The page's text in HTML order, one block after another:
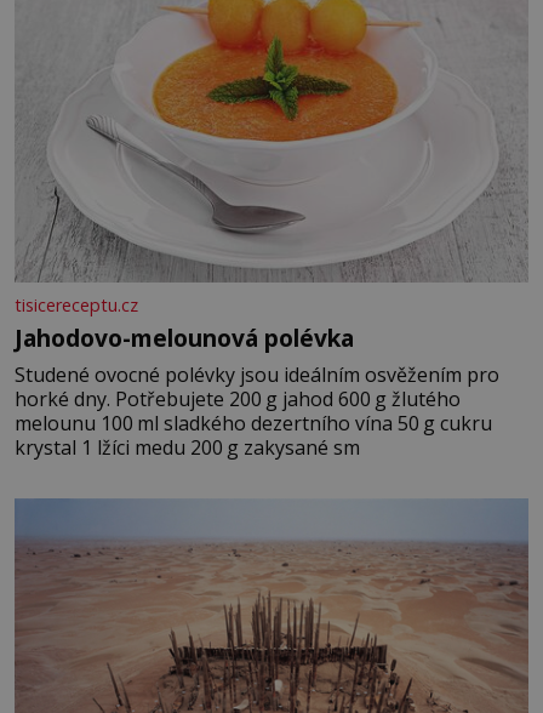
tisicereceptu.cz
Jahodovo-melounová polévka
Studené ovocné polévky jsou ideálním osvěžením pro
horké dny. Potřebujete 200 g jahod 600 g žlutého
melounu 100 ml sladkého dezertního vína 50 g cukru
krystal 1 lžíci medu 200 g zakysané sm